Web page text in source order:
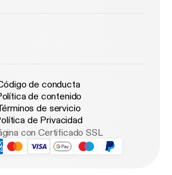
de conducta
de contenido
de servicio
de Privacidad
con Certificado SSL